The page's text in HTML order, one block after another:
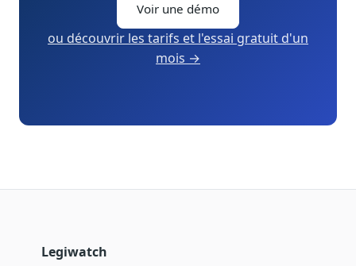
Voir une démo
ou découvrir les tarifs et l'essai gratuit d'un
mois →
Legiwatch